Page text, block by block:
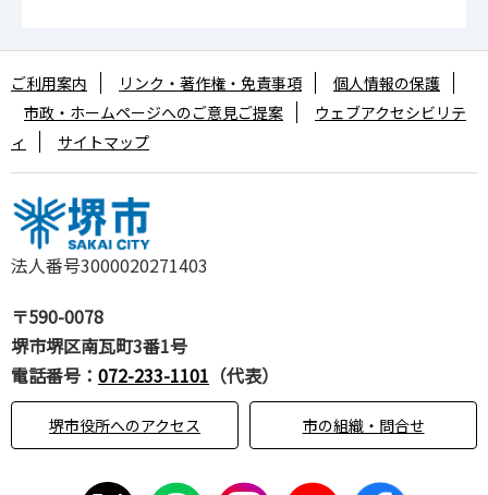
法人番号3000020271403
〒590-0078
堺市堺区南瓦町3番1号
電話番号： 072-233-1101 （代表）
堺市役所へのアクセス 市の組織・問合せ
ご利用案内 リンク・著作権・免責事項
個人情報の保護
市政・ホームページへのご意見ご提案
ウェブアクセシビリテ
ィ
サイトマップ